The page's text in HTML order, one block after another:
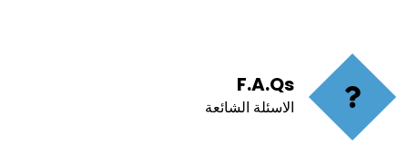
F.A.Qs
الاسئلة الشائعة